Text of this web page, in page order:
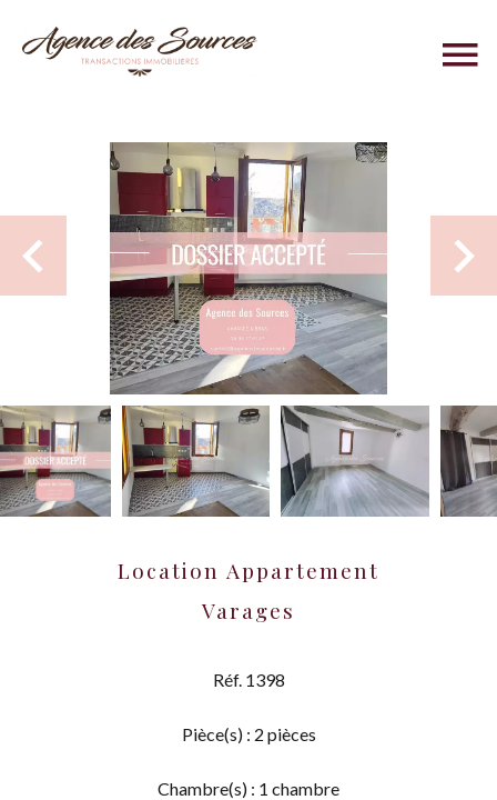
Location Appartement
Varages
Réf. 1398
Pièce(s) : 2 pièces
Chambre(s) : 1 chambre